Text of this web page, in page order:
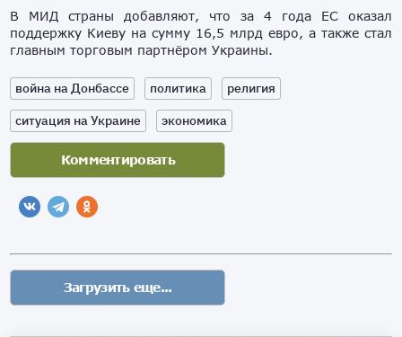
В МИД страны добавляют, что за 4 года ЕС оказал
поддержку Киеву на сумму 16,5 млрд евро, а также стал
главным торговым партнёром Украины.
война на Донбассе политика
религия
ситуация на Украине
экономика